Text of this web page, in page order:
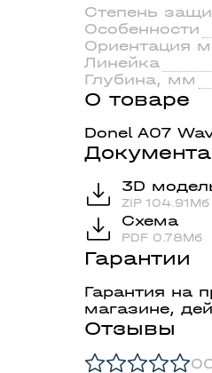
Степень
Особенности
Ориентация
Линейка
Глубина, мм
О товаре
Donel A07
3D
ZIP 104.91Мб
Схема
PDF 0.78Мб
Гарантии
Гарантия на
магазине,
Отзывы
0